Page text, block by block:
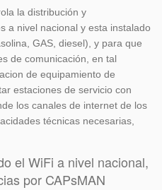
la distribución y
a nivel nacional y esta instalado
GAS, diesel), y para que
de comunicación, en tal
de equipamiento de
estaciones de servicio con
los canales de internet de los
técnicas necesarias,
el WiFi a nivel nacional,
por CAPsMAN